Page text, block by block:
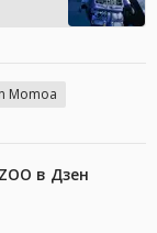
Momoa
в Дзен